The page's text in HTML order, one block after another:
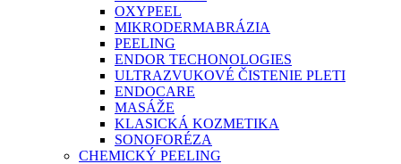
OXYPEEL
MIKRODERMABRÁZIA
PEELING
ENDOR TECHONOLOGIES
ULTRAZVUKOVÉ ČISTENIE PLETI
ENDOCARE
MASÁŽE
KLASICKÁ KOZMETIKA
SONOFORÉZA
CHEMICKÝ PEELING